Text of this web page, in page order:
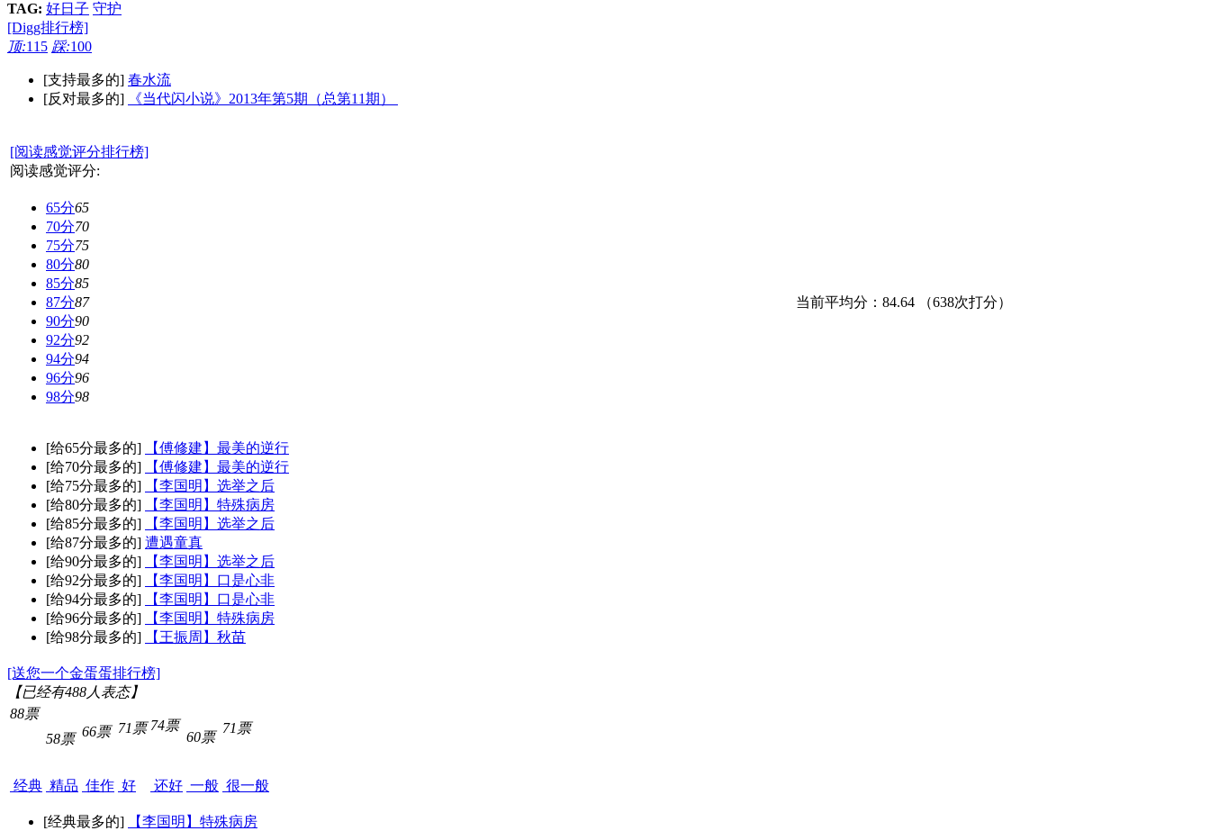
TAG: 好日子 守护
[Digg排行榜]
顶:115 踩:100
[支持最多的] 春水流
[反对最多的]
《当代闪小说》2013年第5期（总第11期）
[阅读感觉评分排行榜]
阅读感觉评分:
65分65
70分70
75分75
80分80
85分85
87分87
90分90
92分92
94分94
96分96
98分98
当前平均分： 84.64 （638次打分）
[给65分最多的]
【傅修建】最美的逆行
[给70分最多的]
【傅修建】最美的逆行
[给75分最多的]
【李国明】选举之后
[给80分最多的]
【李国明】特殊病房
[给85分最多的]
【李国明】选举之后
[给87分最多的] 遭遇童真
[给90分最多的]
【李国明】选举之后
[给92分最多的]
【李国明】口是心非
[给94分最多的]
【李国明】口是心非
[给96分最多的]
【李国明】特殊病房
[给98分最多的]
【王振周】秋苗
[送您一个金蛋蛋排行榜]
【已经有488 人表态】
88票
经典
58票
精品
66票
佳作
71票
好
74票
还好
60票
一般
71票
很一般
[经典最多的]
【李国明】特殊病房